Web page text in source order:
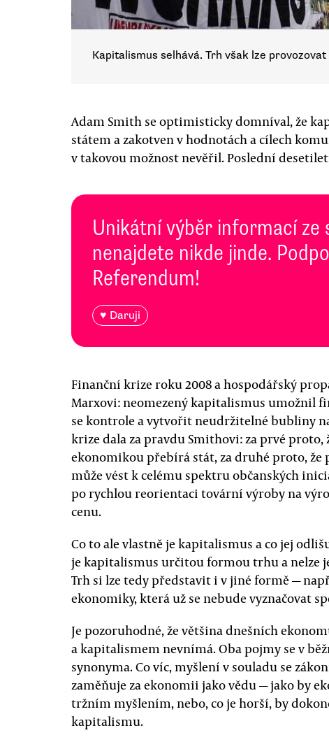
Kapitalismus selhává. Trh však lze
Adam Smith se optimisticky domníval, že
státem a zakotven v hodnotách a cílech
v takovou možnost nevěřil. Poslední
Unikátní výběr informací ze
nenajdete nikde jinde.
Referendum!
♥ Daruji
Finanční krize roku 2008 a hospodářský
Marxovi: neomezený kapitalismus umožnil
se kontrole a vytvořit neudržitelné bubliny
krize dala za pravdu Smithovi: za prvé
ekonomikou přebírá stát, za druhé proto,
může vést k celému spektru občanských
po rychlou reorientaci tovární výroby na
cenu.
Co to ale vlastně je kapitalismus a co jej
je kapitalismus určitou formou trhu a nelze
Trh si lze tedy představit i v jiné formě —
ekonomiky, která už se nebude vyznačovat
Je pozoruhodné, že většina dnešních
a kapitalismem nevnímá. Oba pojmy se v
synonyma. Co víc, myšlení v souladu se
zaměňuje za ekonomii jako vědu — jako by
tržním myšlením, nebo, co je horší, by
kapitalismu.